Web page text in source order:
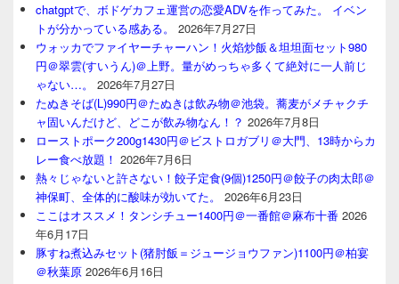
chatgptで、ボドゲカフェ運営の恋愛ADVを作ってみた。 イベン
トが分かっている感ある。
2026年7月27日
ウォッカでファイヤーチャーハン！火焰炒飯＆坦坦面セット980
円＠翠雲(すいうん)＠上野。量がめっちゃ多くて絶対に一人前じ
ゃない…。
2026年7月27日
たぬきそば(L)990円＠たぬきは飲み物＠池袋。蕎麦がメチャクチ
ャ固いんだけど、どこが飲み物なん！？ 2026年7月8日
ローストポーク200g1430円＠ビストロガブリ＠大門、13時からカ
レー食べ放題！ 2026年7月6日
熱々じゃないと許さない！餃子定食(9個)1250円＠餃子の肉太郎＠
神保町、全体的に酸味が効いてた。
2026年6月23日
ここはオススメ！タンシチュー1400円＠一番館＠麻布十番 2026
年6月17日
豚すね煮込みセット(猪肘飯＝ジュージョウファン)1100円＠柏宴
＠秋葉原 2026年6月16日